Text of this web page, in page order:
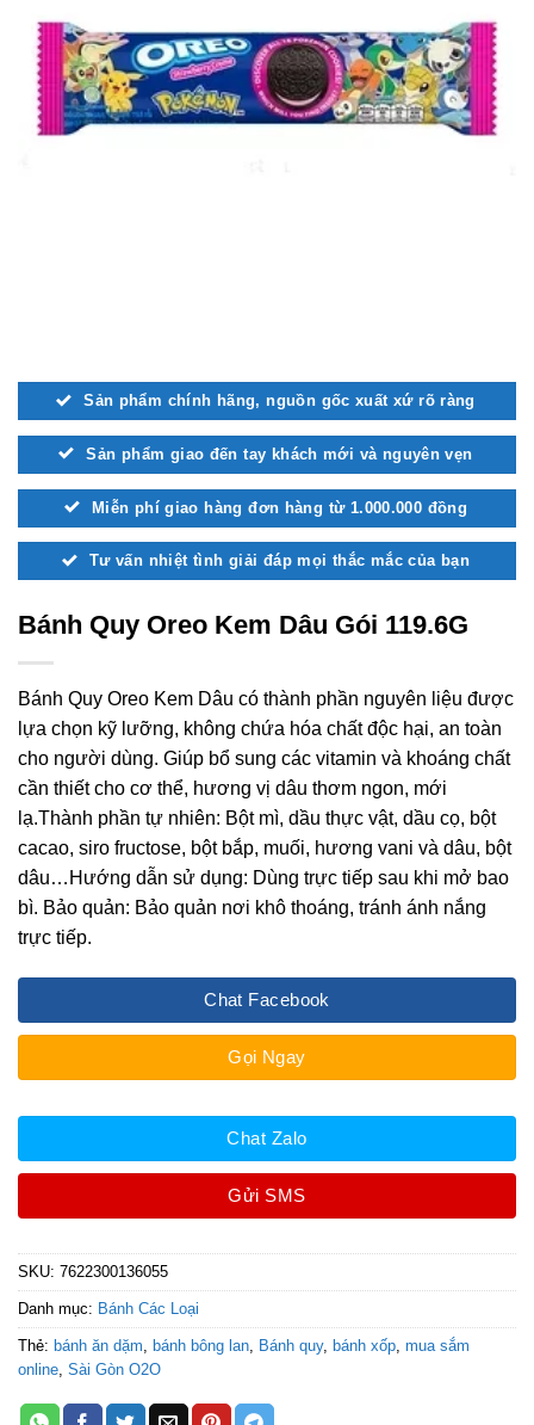
Sản phẩm chính hãng, nguồn gốc xuất xứ rõ ràng
Sản phẩm giao đến tay khách mới và nguyên vẹn
Miễn phí giao hàng đơn hàng từ 1.000.000 đồng
Tư vấn nhiệt tình giải đáp mọi thắc mắc của bạn
Bánh Quy Oreo Kem Dâu Gói 119.6G
Bánh Quy Oreo Kem Dâu có thành phần nguyên liệu được
lựa chọn kỹ lưỡng, không chứa hóa chất độc hại, an toàn
cho người dùng. Giúp bổ sung các vitamin và khoáng chất
cần thiết cho cơ thể, hương vị dâu thơm ngon, mới
lạ.Thành phần tự nhiên: Bột mì, dầu thực vật, dầu cọ, bột
cacao, siro fructose, bột bắp, muối, hương vani và dâu, bột
dâu…Hướng dẫn sử dụng: Dùng trực tiếp sau khi mở bao
bì. Bảo quản: Bảo quản nơi khô thoáng, tránh ánh nắng
trực tiếp.
Chat Facebook
Gọi Ngay
Chat Zalo
Gửi SMS
SKU: 7622300136055
Danh mục: Bánh Các Loại
Thẻ: bánh ăn dặm, bánh bông lan, Bánh quy, bánh xốp, mua sắm
online, Sài Gòn O2O